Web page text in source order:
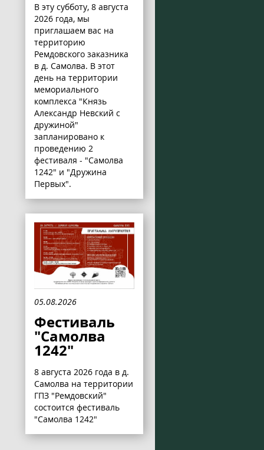
В эту субботу, 8 августа
2026 года, мы
приглашаем вас на
территорию
Ремдовского заказника
в д. Самолва. В этот
день на территории
мемориального
комплекса "Князь
Александр Невский с
дружиной"
запланировано к
проведению 2
фестиваля - "Самолва
1242" и "Дружина
Первых".
05.08.2026
Фестиваль
"Самолва
1242"
8 августа 2026 года в д.
Самолва на территории
ГПЗ "Ремдовский"
состоится фестиваль
"Самолва 1242"